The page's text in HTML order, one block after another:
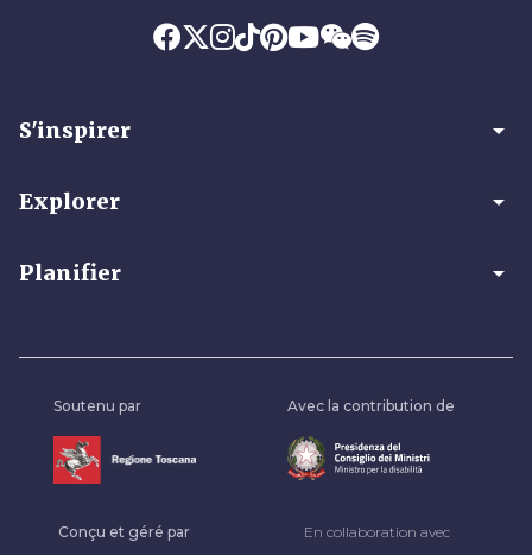
S'inspirer arrow_drop_down
Explorer arrow_drop_down
Planifier arrow_drop_down
Soutenu par Avec la contribution de
Conçu et géré par En collaboration avec